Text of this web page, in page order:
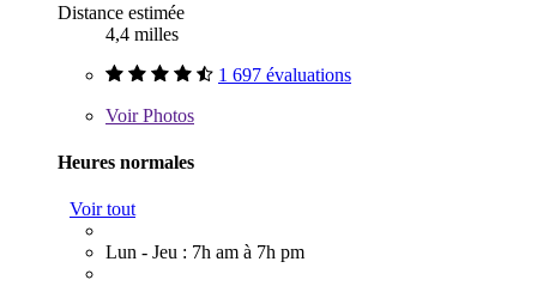
Distance estimée
4,4 milles
1 697 évaluations
VoirPhotos
Heures normales
Voir tout
Lun - Jeu : 7h am à 7h pm